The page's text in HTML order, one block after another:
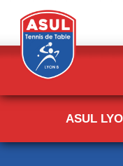
ASUL
Panneau de gestion des